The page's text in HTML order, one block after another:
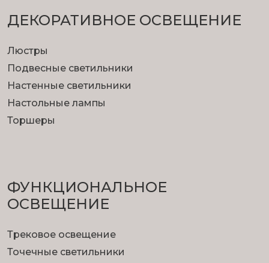
ДЕКОРАТИВНОЕ ОСВЕЩЕНИЕ
Люстры
Подвесные светильники
Настенные светильники
Настольные лампы
Торшеры
ФУНКЦИОНА­ЛЬНОЕ
ОСВЕЩЕНИЕ
Трековое освещение
Точечные светильники